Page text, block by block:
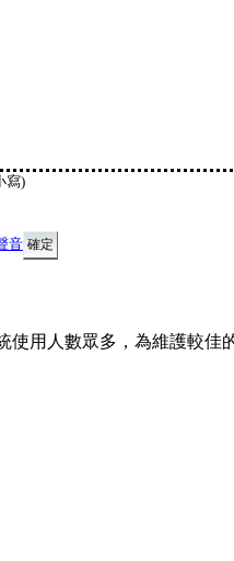
寫)
音
使用人數眾多，為維護較